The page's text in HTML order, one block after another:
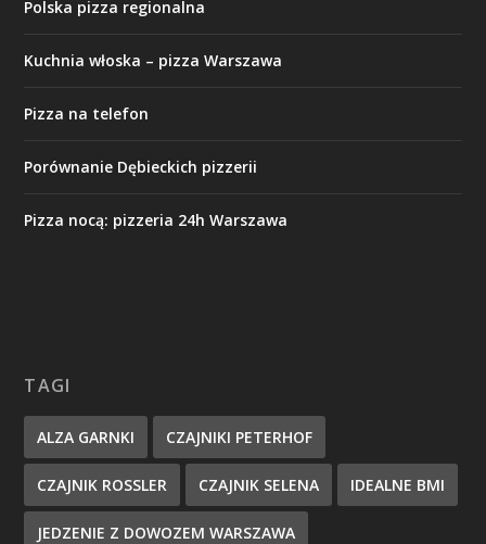
Polska pizza regionalna
Kuchnia włoska – pizza Warszawa
Pizza na telefon
Porównanie Dębieckich pizzerii
Pizza nocą: pizzeria 24h Warszawa
TAGI
ALZA GARNKI CZAJNIKI PETERHOF
CZAJNIK ROSSLER CZAJNIK SELENA IDEALNE BMI
JEDZENIE Z DOWOZEM WARSZAWA